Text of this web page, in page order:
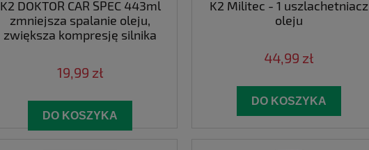
K2 DOKTOR CAR SPEC 443ml
zmniejsza spalanie oleju,
zwiększa kompresję silnika
19,99 zł
DO KOSZYKA
K2 Militec - 1 uszlachetniacz
oleju
44,99 zł
DO KOSZYKA